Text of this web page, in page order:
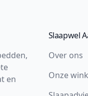
en
Slaapwel
Over ons
Onze